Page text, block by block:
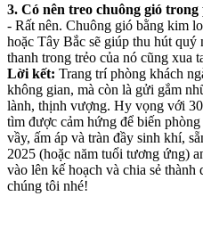
3. Có nên treo chuông gió
- Rất nên. Chuông gió bằng kim
hoặc Tây Bắc sẽ giúp thu hút
thanh trong trẻo của nó cũng xua
Lời kết: Trang trí phòng khách
không gian, mà còn là gửi gắm
lành, thịnh vượng. Hy vọng với
tìm được cảm hứng để biến
vầy, ấm áp và tràn đầy sinh khí,
2025 (hoặc năm tuổi tương ứng)
vào lên kế hoạch và chia sẻ
chúng tôi nhé!